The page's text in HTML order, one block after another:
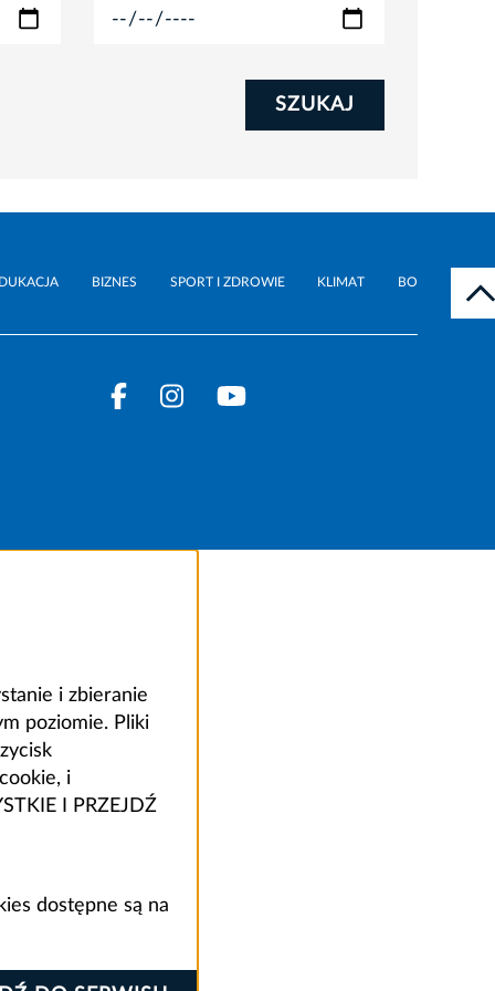
SZUKAJ
BIZNES SPORT I ZDROWIE KLIMAT BO
i zbieranie
poziomie. Pliki
i
I PRZEJDŹ
dostępne są na